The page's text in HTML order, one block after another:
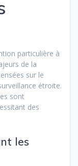
particulière à
de la
sur le
étroite.
sont
des
les